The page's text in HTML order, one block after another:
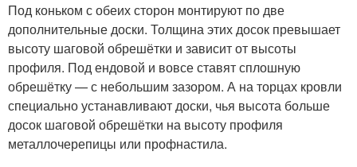
Под коньком с обеих сторон монтируют по две
дополнительные доски. Толщина этих досок превышает
высоту шаговой обрешётки и зависит от высоты
профиля. Под ендовой и вовсе ставят сплошную
обрешётку — с небольшим зазором. А на торцах кровли
специально устанавливают доски, чья высота больше
досок шаговой обрешётки на высоту профиля
металлочерепицы или профнастила.